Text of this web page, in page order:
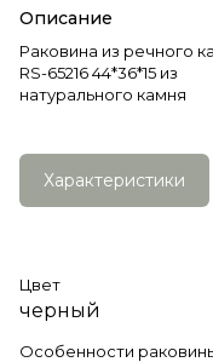
Описание
Раковина из речного
RS-65216 44*36*15 из
натурального камня
Характеристики
Цвет
черный
Особенности